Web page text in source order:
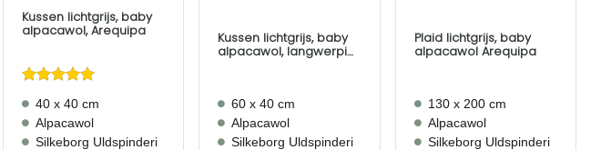
Kussen lichtgrijs, baby
alpacawol, Arequipa
Gewaardeerd
5 uit 5
40 x 40 cm
Alpacawol
Silkeborg Uldspinderi
Kussen lichtgrijs, baby
alpacawol, langwerpig,
60 x 40 cm
Alpacawol
Silkeborg Uldspinderi
Plaid lichtgrijs, baby
alpacawol Arequipa
130 x 200 cm
Alpacawol
Silkeborg Uldspinderi